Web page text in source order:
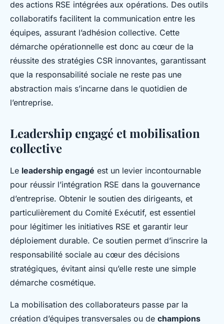
des actions RSE intégrées aux opérations. Des outils
collaboratifs facilitent la communication entre les
équipes, assurant l’adhésion collective. Cette
démarche opérationnelle est donc au cœur de la
réussite des stratégies CSR innovantes, garantissant
que la responsabilité sociale ne reste pas une
abstraction mais s’incarne dans le quotidien de
l’entreprise.
Leadership engagé et mobilisation
collective
Le leadership engagé est un levier incontournable
pour réussir l’intégration RSE dans la gouvernance
d’entreprise. Obtenir le soutien des dirigeants, et
particulièrement du Comité Exécutif, est essentiel
pour légitimer les initiatives RSE et garantir leur
déploiement durable. Ce soutien permet d’inscrire la
responsabilité sociale au cœur des décisions
stratégiques, évitant ainsi qu’elle reste une simple
démarche cosmétique.
La mobilisation des collaborateurs passe par la
création d’équipes transversales ou de champions